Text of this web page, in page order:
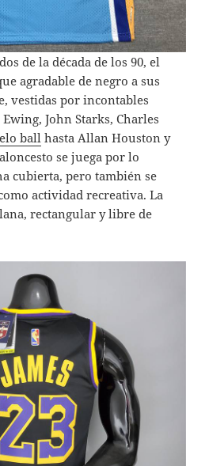
de la década de los 90, el
agradable de negro a sus
vestidas por incontables
John Starks, Charles
ballhasta Allan Houston y
se juega por lo
cubierta, pero también se
actividad recreativa. La
rectangular y libre de